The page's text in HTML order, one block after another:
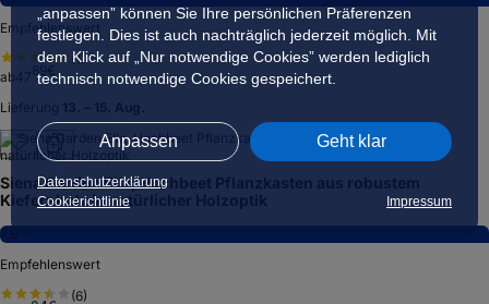
„anpassen” können Sie Ihre persönlichen Präferenzen
festlegen. Dies ist auch nachträglich jederzeit möglich. Mit
dem Klick auf „Nur notwendige Cookies” werden lediglich
technisch notwendige Cookies gespeichert.
Anpassen Geht klar
Datenschutzerklärung
Cookierichtlinie
Impressum
Empfehlenswert
(1)
ab
Lieferung
Siena Garden Ella, Hochbeet Pflanzkasten aus robustem
Kiefernholz in natürlicher Holzoptik
7,6
Empfehlenswert
(6)